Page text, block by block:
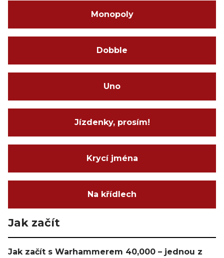
Monopoly
Dobble
Uno
Jízdenky, prosím!
Krycí jména
Na křídlech
Jak začít
Jak začít s Warhammerem 40,000 – jednou z